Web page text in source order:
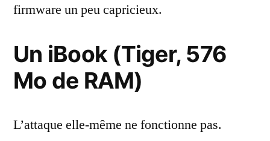
firmware un peu capricieux.
Un iBook (Tiger, 576
Mo de RAM)
L’attaque elle-même ne fonctionne pas.